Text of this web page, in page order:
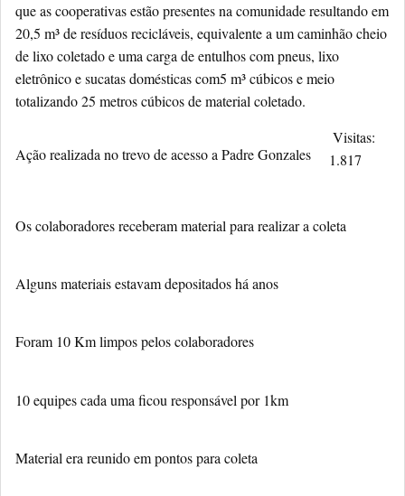
que as cooperativas estão presentes na comunidade resultando em
20,5 m³ de resíduos recicláveis, equivalente a um caminhão cheio
de lixo coletado e uma carga de entulhos com pneus, lixo
eletrônico e sucatas domésticas com5 m³ cúbicos e meio
totalizando 25 metros cúbicos de material coletado.
Ação realizada no trevo de acesso a Padre Gonzales
Os colaboradores receberam material para realizar a coleta
Alguns materiais estavam depositados há anos
Foram 10 Km limpos pelos colaboradores
10 equipes cada uma ficou responsável por 1km
Material era reunido em pontos para coleta
Visitas:
1.817